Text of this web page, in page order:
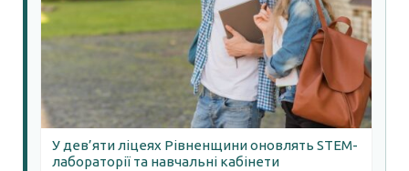
У дев’яти ліцеях Рівненщини оновлять STEM-
лабораторії та навчальні кабінети